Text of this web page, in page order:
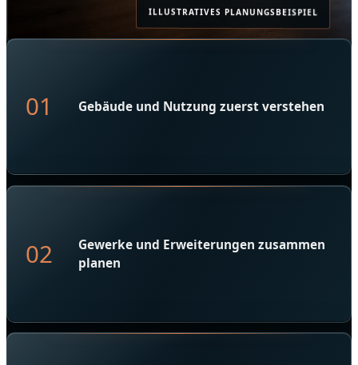
ILLUSTRATIVES PLANUNGSBEISPIEL
01 Gebäude und Nutzung zuerst verstehen
02
Gewerke und Erweiterungen zusammen
planen